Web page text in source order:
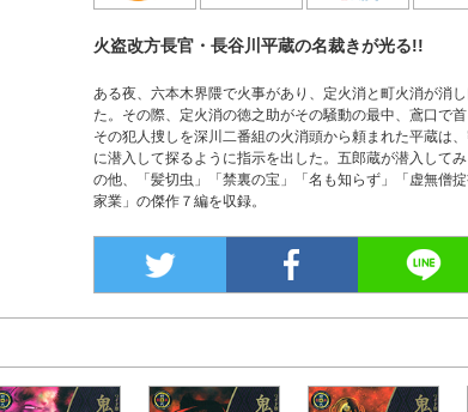
火盗改方長官・長谷川平蔵の名裁きが光る!!
ある夜、六本木界隈で火事があり、定火消と町火消が消
た。その際、定火消の徳之助がその騒動の最中、鳶口で首
その犯人捜しを深川二番組の火消頭から頼まれた平蔵は
に潜入して探るように指示を出した。五郎蔵が潜入して
の他、「髪切虫」「禁裏の宝」「名も知らず」「虚無僧
家業」の傑作７編を収録。